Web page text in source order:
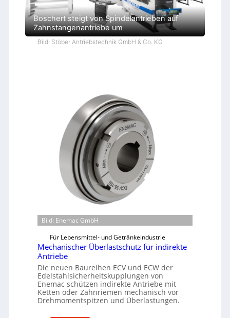
Boschert steigt von Spindelantrieben auf
Zahnstangenantriebe um
Bild: Stöber Antriebstechnik GmbH & Co. KG
Bild: Enemac GmbH
Für Lebensmittel- und Getränkeindustrie
Mechanischer Überlastschutz für indirekte
Antriebe
Die neuen Baureihen ECV und ECW der
Edelstahlsicherheitskupplungen von
Enemac schützen indirekte Antriebe mit
Ketten oder Zahnriemen mechanisch vor
Drehmomentspitzen und Überlastungen.